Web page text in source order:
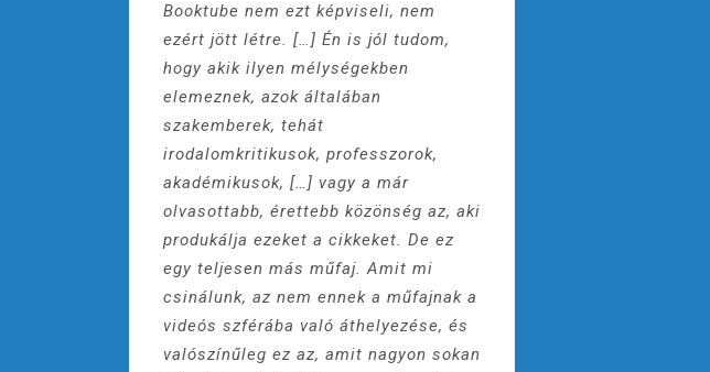
Booktube nem ezt képviseli, nem
ezért jött létre. […] Én is jól tudom,
hogy akik ilyen mélységekben
elemeznek, azok általában
szakemberek, tehát
irodalomkritikusok, professzorok,
akadémikusok, […] vagy a már
olvasottabb, érettebb közönség az, aki
produkálja ezeket a cikkeket. De ez
egy teljesen más műfaj. Amit mi
csinálunk, az nem ennek a műfajnak a
videós szférába való áthelyezése, és
valószínűleg ez az, amit nagyon sokan